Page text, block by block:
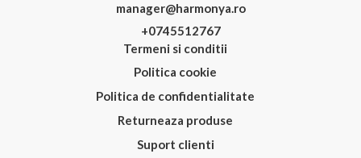
manager@harmonya.ro
+0745512767
Termeni si conditii
Politica cookie
Politica de confidentialitate
Returneaza produse
Suport clienti